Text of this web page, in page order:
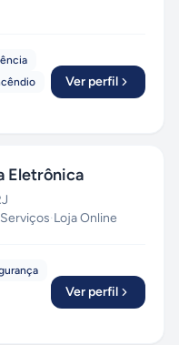
Ver perfil
Eletrônica
·Loja Online
Ver perfil